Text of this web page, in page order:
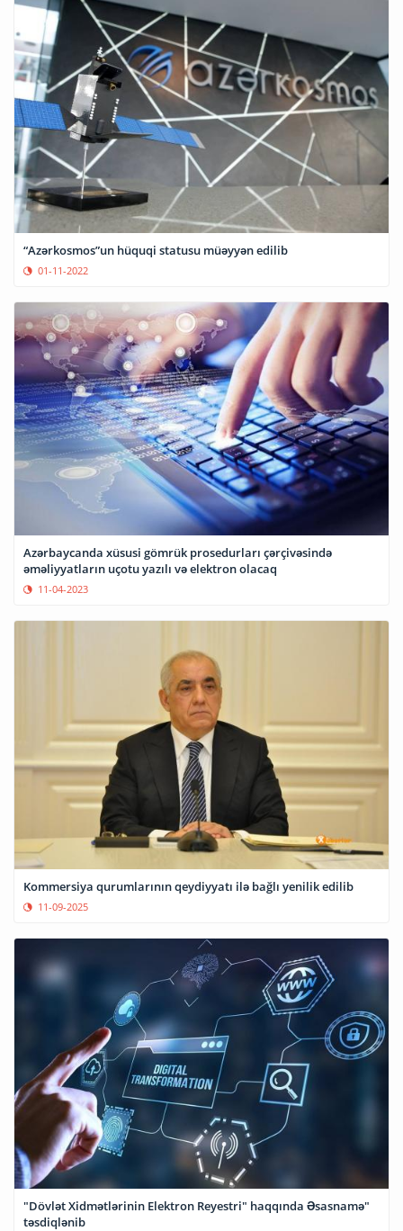
“Azərkosmos”un hüquqi statusu müəyyən edilib
01-11-2022
Azərbaycanda xüsusi gömrük prosedurları çərçivəsində
əməliyyatların uçotu yazılı və elektron olacaq
11-04-2023
Kommersiya qurumlarının qeydiyyatı ilə bağlı yenilik edilib
11-09-2025
"Dövlət Xidmətlərinin Elektron Reyestri" haqqında Əsasnamə"
təsdiqlənib